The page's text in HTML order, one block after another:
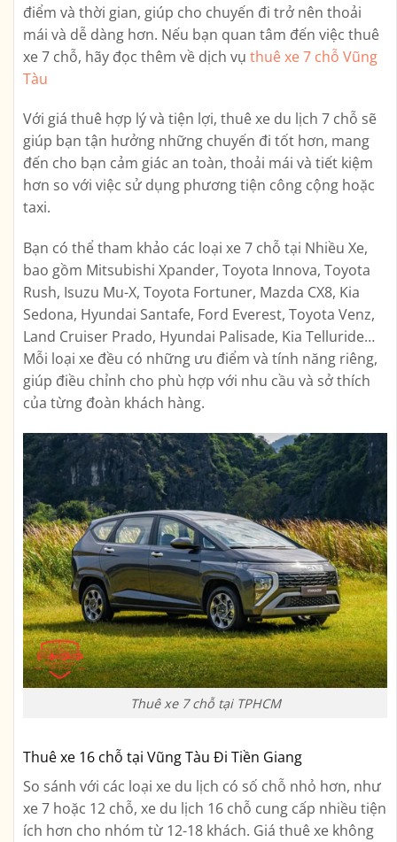
điểm và thời gian, giúp cho chuyến đi trở nên thoải
mái và dễ dàng hơn. Nếu bạn quan tâm đến việc thuê
xe 7 chỗ, hãy đọc thêm về dịch vụ thuê xe 7 chỗ Vũng
Tàu
Với giá thuê hợp lý và tiện lợi, thuê xe du lịch 7 chỗ sẽ
giúp bạn tận hưởng những chuyến đi tốt hơn, mang
đến cho bạn cảm giác an toàn, thoải mái và tiết kiệm
hơn so với việc sử dụng phương tiện công cộng hoặc
taxi.
Bạn có thể tham khảo các loại xe 7 chỗ tại Nhiều Xe,
bao gồm Mitsubishi Xpander, Toyota Innova, Toyota
Rush, Isuzu Mu-X, Toyota Fortuner, Mazda CX8, Kia
Sedona, Hyundai Santafe, Ford Everest, Toyota Venz,
Land Cruiser Prado, Hyundai Palisade, Kia Telluride…
Mỗi loại xe đều có những ưu điểm và tính năng riêng,
giúp điều chỉnh cho phù hợp với nhu cầu và sở thích
của từng đoàn khách hàng.
Thuê xe 7 chỗ tại TPHCM
Thuê xe 16 chỗ tại Vũng Tàu Đi Tiền Giang
So sánh với các loại xe du lịch có số chỗ nhỏ hơn, như
xe 7 hoặc 12 chỗ, xe du lịch 16 chỗ cung cấp nhiều tiện
ích hơn cho nhóm từ 12-18 khách. Giá thuê xe không